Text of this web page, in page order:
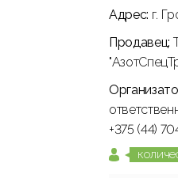
Адрес: г.
Продавец:
+375 (44)